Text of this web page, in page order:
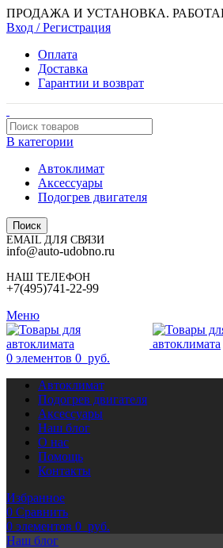
ПРОДАЖА И УСТАНОВКА.
Вход / Регистрация
Оплата
Доставка
Гарантии и возврат
В категории
Автоклимат
Аксессуары
Подогрев двигателя
Поиск
EMAIL ДЛЯ СВЯЗИ
info@auto-udobno.ru
НАШ ТЕЛЕФОН
+7(495)741-22-99
Меню
0 элементов 0 руб.
Автоклимат
Подогрев двигателя
Аксессуары
Наш блог
О нас
Помощь
Контакты
Избранное
0 Сравнить
0 элементов 0 руб.
Наш блог